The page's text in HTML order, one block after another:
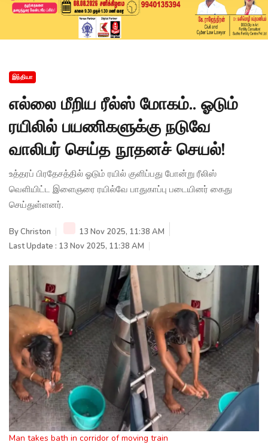
இந்தியா
எல்லை மீறிய ரீல்ஸ் மோகம்.. ஓடும்
ரயிலில் பயணிகளுக்கு நடுவே
வாலிபர் செய்த நூதனச் செயல்!
உத்தரப் பிரதேசத்தில் ஓடும் ரயில் குளிப்பது போன்று ரீலிஸ்
வெளியிட்ட இளைஞரை ரயில்வே பாதுகாப்பு படையினர் கைது
செய்துள்ளனர்.
ByChriston
13 Nov 2025, 11:38 AM
Last Update : 13 Nov 2025, 11:38 AM
Man takes bath in corridor of moving train